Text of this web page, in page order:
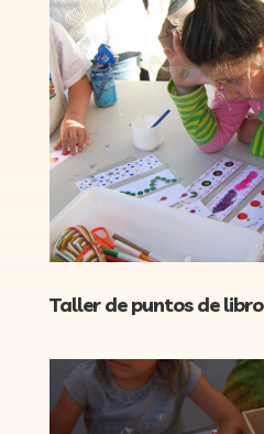
Taller de puntos de libro